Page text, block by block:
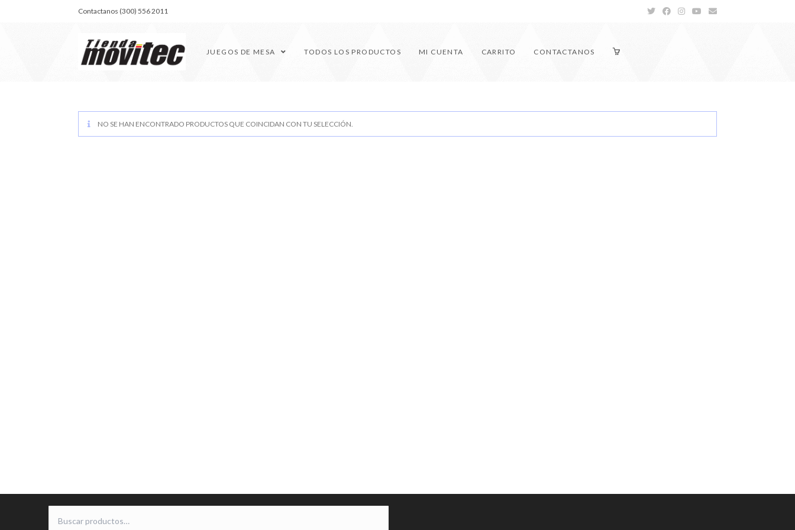
Contactanos (300) 556 2011
JUEGOS DE MESA TODOS LOS PRODUCTOS MI CUENTA CARRITO CONTACTANOS
NO SE HAN ENCONTRADO PRODUCTOS QUE COINCIDAN CON TU SELECCIÓN.